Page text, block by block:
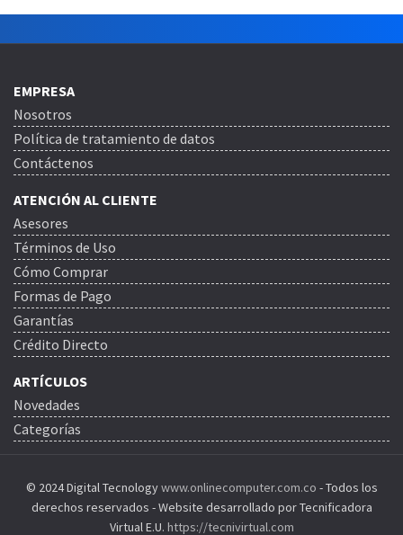
EMPRESA
Nosotros
Política de tratamiento de datos
Contáctenos
ATENCIÓN AL CLIENTE
Asesores
Términos de Uso
Cómo Comprar
Formas de Pago
Garantías
Crédito Directo
ARTÍCULOS
Novedades
Categorías
© 2024 Digital Tecnologywww.onlinecomputer.com.co - Todos los
derechos reservados - Website desarrollado por Tecnificadora
Virtual E.U. https://tecnivirtual.com